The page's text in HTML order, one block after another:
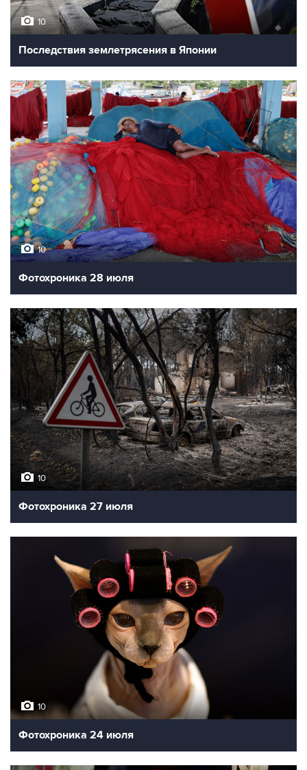
10
Последствия землетрясения в Японии
10
Фотохроника 28 июля
10
Фотохроника 27 июля
10
Фотохроника 24 июля